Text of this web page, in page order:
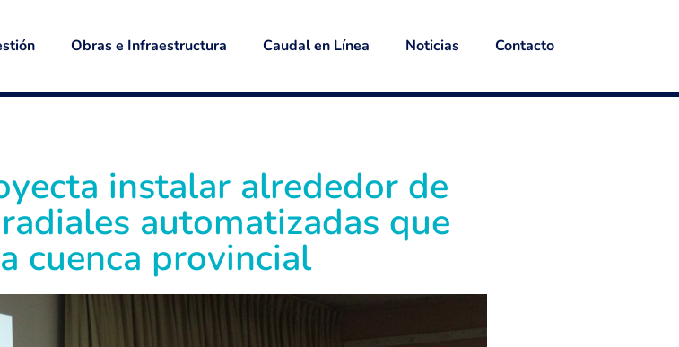
Obras e Infraestructura Caudal en Línea Noticias Contacto
instalar alrededor de
automatizadas que
cuenca provincial